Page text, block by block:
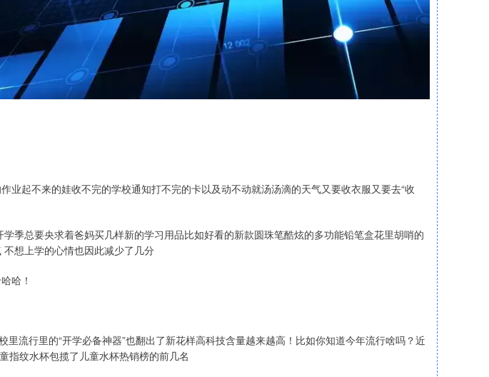
业起不来的娃收不完的学校通知打不完的卡以及动不动就汤汤滴的天气又要收衣服又要去“收
季总要央求着爸妈买几样新的学习用品比如好看的新款圆珠笔酷炫的多功能铅笔盒花里胡哨的
想上学的心情也因此减少了几分
哈！
里流行里的“开学必备神器”也翻出了新花样高科技含量越来越高！比如你知道今年流行啥吗？近
指纹水杯包揽了儿童水杯热销榜的前几名